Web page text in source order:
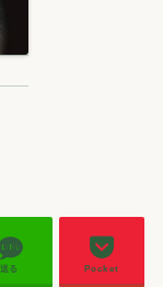
送る Pocket